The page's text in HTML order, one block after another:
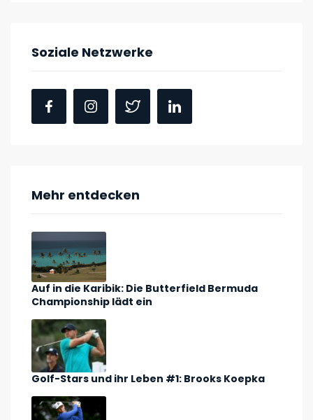
Soziale Netzwerke
Mehr entdecken
Auf in die Karibik: Die Butterfield Bermuda
Championship lädt ein
Golf-Stars und ihr Leben #1: Brooks Koepka